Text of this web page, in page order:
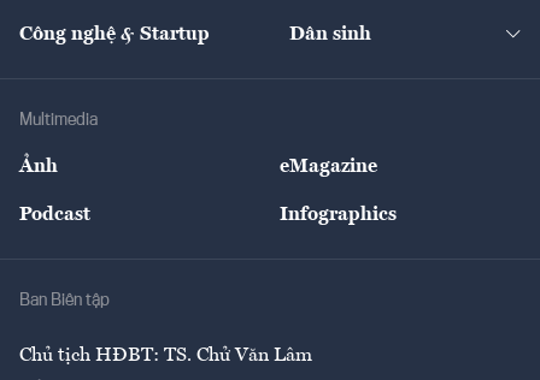
Tư vấn Nông sản
Giải trí
Công nghệ & Startup Dân sinh
Multimedia
Ảnh eMagazine
Podcast Infographics
Ban Biên tập
Chủ tịch HĐBT: TS. Chử Văn Lâm